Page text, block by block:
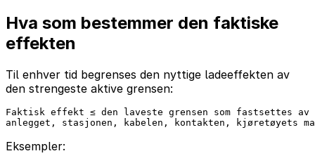
Hva som bestemmer den faktiske
effekten
Til enhver tid begrenses den nyttige ladeeffekten av
den strengeste aktive grensen:
Faktisk effekt ≤ den laveste grensen som fastsettes av
Eksempler: